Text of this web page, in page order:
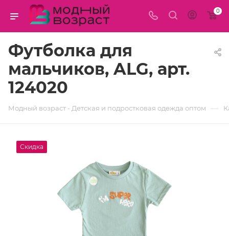
0
Футболка для
мальчиков, ALG, арт.
124020
Модный возраст - Детская и подростковая одежда оптом —
Скидка